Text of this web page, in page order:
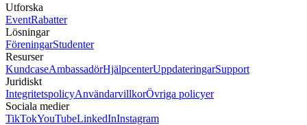
Utforska
EventRabatter
Lösningar
FöreningarStudenter
Resurser
KundcaseAmbassadörHjälpcenterUppdateringarSupport
Juridiskt
IntegritetspolicyAnvändarvillkorÖvriga policyer
Sociala medier
TikTokYouTubeLinkedInInstagram